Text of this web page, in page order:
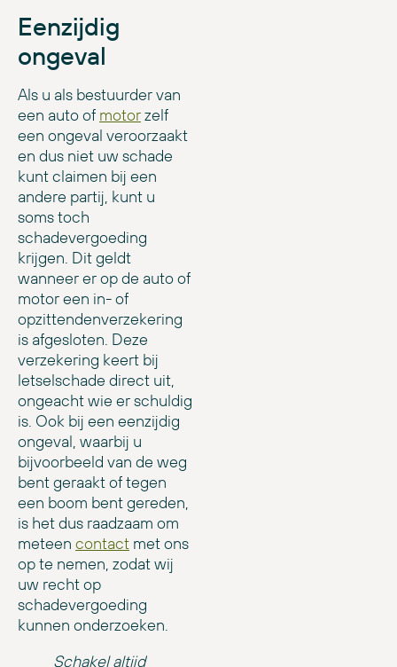
Eenzijdig
ongeval
Als u als bestuurder van
een auto of motorzelf
een ongeval veroorzaakt
en dus niet uw schade
kunt claimen bij een
andere partij, kunt u
soms toch
schadevergoeding
krijgen. Dit geldt
wanneer er op de auto of
motor een in- of
opzittendenverzekering
is afgesloten. Deze
verzekering keert bij
letselschade direct uit,
ongeacht wie er schuldig
is. Ook bij een eenzijdig
ongeval, waarbij u
bijvoorbeeld van de weg
bent geraakt of tegen
een boom bent gereden,
is het dus raadzaam om
meteen contact met ons
op te nemen, zodat wij
uw recht op
schadevergoeding
kunnen onderzoeken.
Schakel altijd